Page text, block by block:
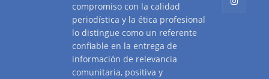
compromiso con la calidad
periodística y la ética profesional
lo distingue como un referente
confiable en la entrega de
información de relevancia
comunitaria, positiva y